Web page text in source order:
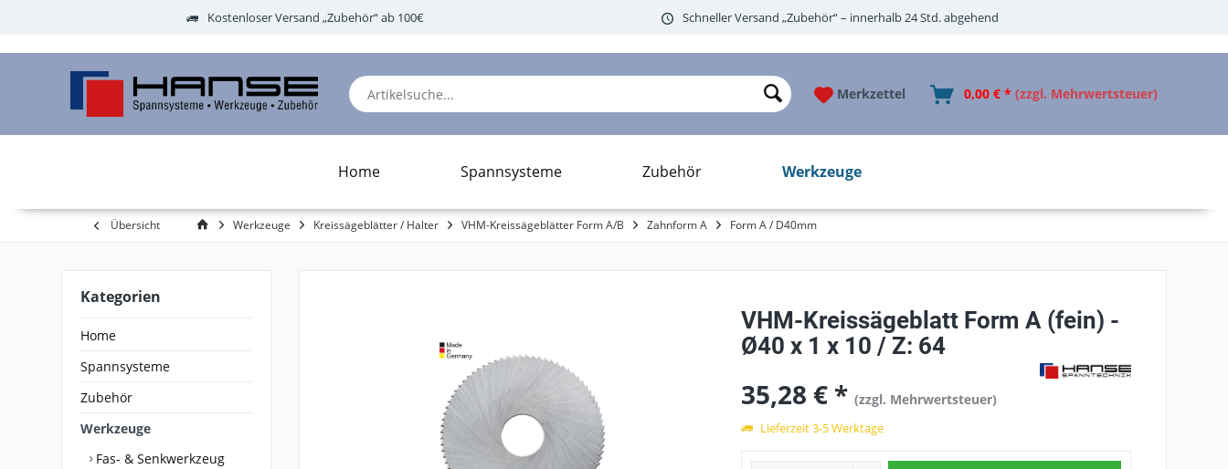
Kostenloser Versand „Zubehör“ ab 100€ Schneller Versand „Zubehör“ – innerhalb 24 Std. abgehend
Merkzettel 0,00 € * (zzgl. Mehrwertsteuer)
Home Spannsysteme Zubehör Werkzeuge
Übersicht Werkzeuge Kreissägeblätter / Halter VHM-Kreissägeblätter Form A/B Zahnform A Form A / D40mm
Kategorien
Home
Spannsysteme
Zubehör
Werkzeuge
Fas- & Senkwerkzeug
VHM-Kreissägeblatt Form A (fein) -
Ø40 x 1 x 10 / Z: 64
35,28 € *(zzgl. Mehrwertsteuer)
Lieferzeit 3-5 Werktage